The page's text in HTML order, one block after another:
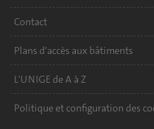
Contact
Plans d'accès aux bâtiments
L'UNIGE de A à Z
Politique et configuration des